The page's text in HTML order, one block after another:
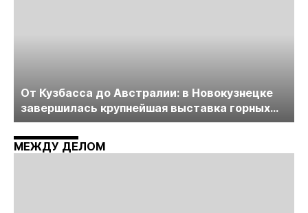
От Кузбасса до Австралии: в Новокузнецке
завершилась крупнейшая выставка горных
технологий «Недра России. Уголь России и
Майнинг»
МЕЖДУ ДЕЛОМ